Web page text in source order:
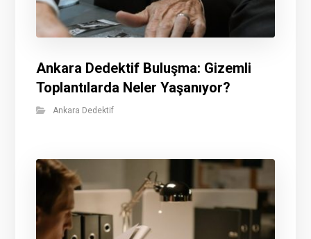
Ankara Dedektif Buluşma: Gizemli
Toplantılarda Neler Yaşanıyor?
Ankara Dedektif